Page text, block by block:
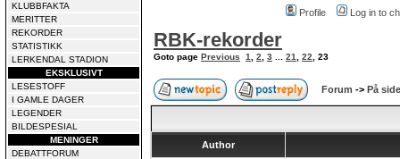
KLUBBFAKTA
MERITTER
REKORDER
STATISTIKK
LERKENDAL STADION
EKSKLUSIVT
LESESTOFF
I GAMLE DAGER
LEGENDER
BILDESPESIAL
MENINGER
DEBATTFORUM
Profile
Log in to
RBK-rekorder
Goto page Previous 1 2 3 21 22 23
Forum -> På
Author